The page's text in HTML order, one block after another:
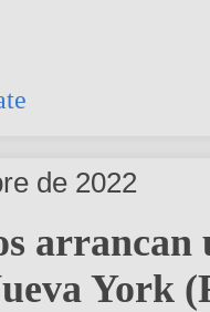
de 2022
arrancan
York